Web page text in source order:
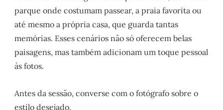
parque onde costumam passear, a praia favorita ou
até mesmo a própria casa, que guarda tantas
memórias. Esses cenários não só oferecem belas
paisagens, mas também adicionam um toque pessoal
às fotos.
Antes da sessão, converse com o fotógrafo sobre o
estilo desejado.